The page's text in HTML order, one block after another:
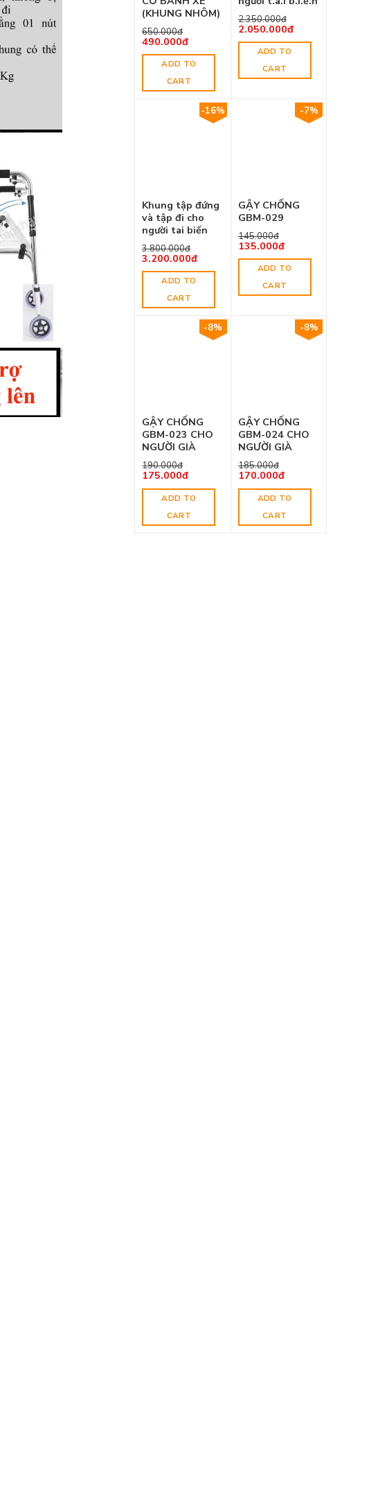
(KHUNG NHÔM)
650.000đ
490.000đ
ADD TO
CART
2.350.000đ
2.050.000đ
ADD TO
CART
-16%
Khung tập đứng
và tập đi cho
người tai biến
3.800.000đ
3.200.000đ
ADD TO
CART
-7%
GẬY CHỐNG
GBM-029
145.000đ
135.000đ
ADD TO
CART
-8%
GẬY CHỐNG
GBM-023 CHO
NGƯỜI GIÀ
190.000đ
175.000đ
ADD TO
CART
-8%
GẬY CHỐNG
GBM-024 CHO
NGƯỜI GIÀ
185.000đ
170.000đ
ADD TO
CART